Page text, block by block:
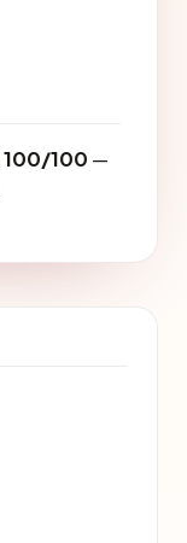
100/100 —